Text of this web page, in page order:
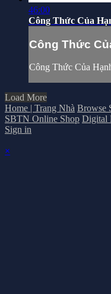
46:00
Công Thức Của
Công Thức
Công Thức Của
Load More
Home | Trang Nhà Browse
SBTN Online Shop Digital
Sign in
×